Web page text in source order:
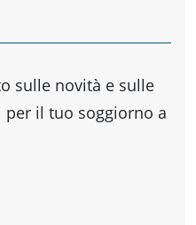
sulle novità e sulle
il tuo soggiorno a